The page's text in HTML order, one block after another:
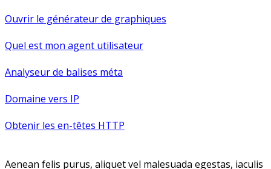
Ouvrir le générateur de graphiques
Quel est mon agent utilisateur
Analyseur de balises méta
Domaine vers IP
Obtenir les en-têtes HTTP
Aenean felis purus, aliquet vel malesuada egestas, iaculis